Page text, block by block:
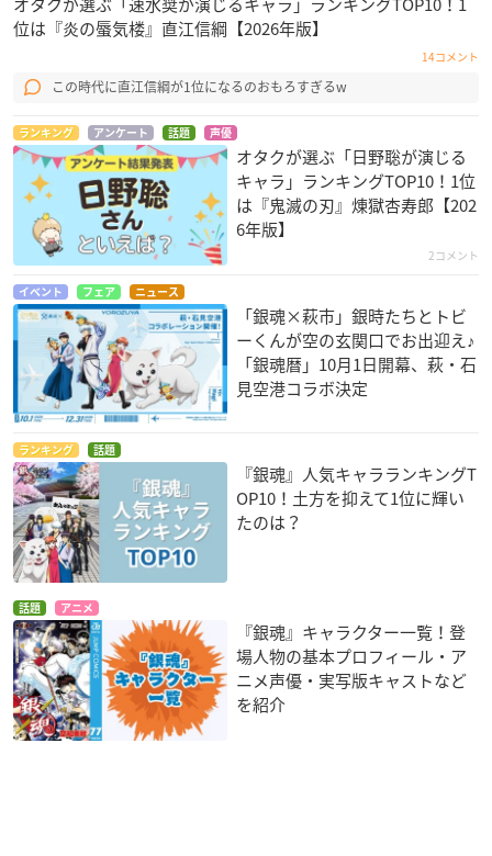
オタクが選ぶ「速水奨が演じるキャラ」ランキングTOP10！1
位は『炎の蜃気楼』直江信綱【2026年版】
14コメント
この時代に直江信綱が1位になるのおもろすぎるw
ランキング アンケート 話題 声優
オタクが選ぶ「日野聡が演じる
キャラ」ランキングTOP10！1位
は『鬼滅の刃』煉󠄁獄杏寿郎【202
6年版】
2コメント
イベント フェア ニュース
「銀魂×萩市」銀時たちとトビ
ーくんが空の玄関口でお出迎え♪
「銀魂暦」10月1日開幕、萩・石
見空港コラボ決定
ランキング 話題
『銀魂』人気キャラランキングT
OP10！土方を抑えて1位に輝い
たのは？
話題 アニメ
『銀魂』キャラクター一覧！登
場人物の基本プロフィール・ア
ニメ声優・実写版キャストなど
を紹介